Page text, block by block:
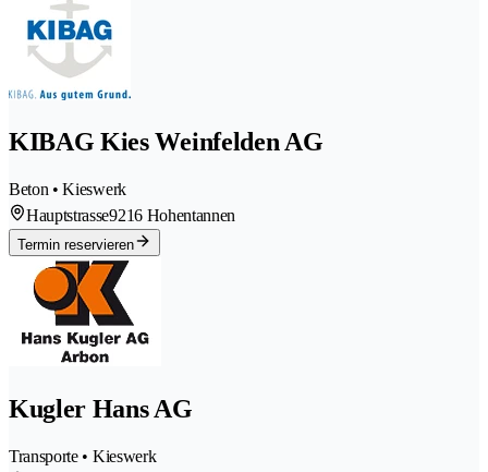
KIBAG Kies Weinfelden AG
Beton • Kieswerk
Hauptstrasse9216 Hohentannen
Termin reservieren
Kugler Hans AG
Transporte • Kieswerk